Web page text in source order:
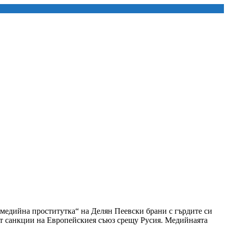
проститутка“ на Делян Пеевски брани с гърдите си
санкции на Европейскиея съюз срещу Русия. Медийнаята